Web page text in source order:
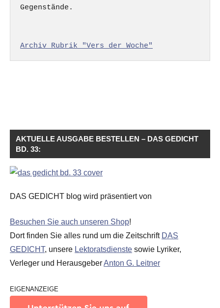
Gegenstände.
Archiv Rubrik "Vers der Woche"
AKTUELLE AUSGABE BESTELLEN – DAS GEDICHT
BD. 33:
DAS GEDICHT blog wird präsentiert von
Besuchen Sie auch unseren Shop!
Dort finden Sie alles rund um die Zeitschrift DAS
GEDICHT, unsere Lektoratsdienste sowie Lyriker,
Verleger und HerausgeberAnton G. Leitner
EIGENANZEIGE